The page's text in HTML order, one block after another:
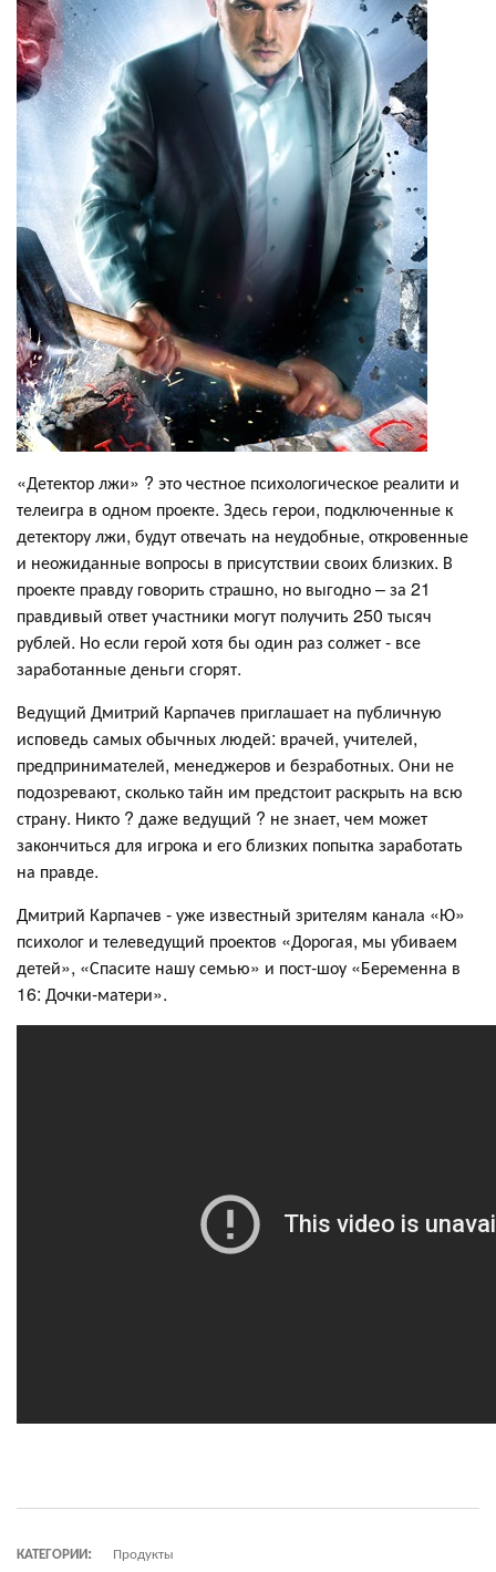
«Детектор лжи» ? это честное психологическое реалити и
телеигра в одном проекте. Здесь герои, подключенные к
детектору лжи, будут отвечать на неудобные, откровенные
и неожиданные вопросы в присутствии своих близких. В
проекте правду говорить страшно, но выгодно – за 21
правдивый ответ участники могут получить 250 тысяч
рублей. Но если герой хотя бы один раз солжет - все
заработанные деньги сгорят.
Ведущий Дмитрий Карпачев приглашает на публичную
исповедь самых обычных людей: врачей, учителей,
предпринимателей, менеджеров и безработных. Они не
подозревают, сколько тайн им предстоит раскрыть на всю
страну. Никто ? даже ведущий ? не знает, чем может
закончиться для игрока и его близких попытка заработать
на правде.
Дмитрий Карпачев - уже известный зрителям канала «Ю»
психолог и телеведущий проектов «Дорогая, мы убиваем
детей», «Спасите нашу семью» и пост-шоу «Беременна в
16: Дочки-матери».
КАТЕГОРИИ: Продукты